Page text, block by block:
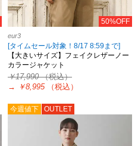
50%OFF
eur3
[タイムセール対象！8/17 8:59まで]
【大きいサイズ】フェイクレザーノー
カラージャケット
￥17,990（税込）
→
￥8,995 （税込）
今週値下 OUTLET